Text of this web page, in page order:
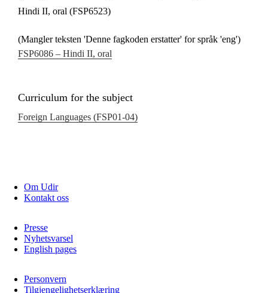
Hindi II, oral (FSP6523)
(Mangler teksten 'Denne fagkoden erstatter' for språk 'eng')
FSP6086 – Hindi II, oral
Curriculum for the subject
Foreign Languages (FSP01‑04)
Om Udir
Kontakt oss
Presse
Nyhetsvarsel
English pages
Personvern
Tilgjengelighetserklæring